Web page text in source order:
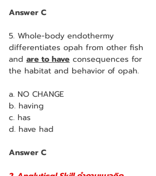
Answer C
5. Whole-body endothermy
differentiates opah from other fish
and are to have consequences for
the habitat and behavior of opah.
a. NO CHANGE
b. having
c. has
d. have had
Answer C